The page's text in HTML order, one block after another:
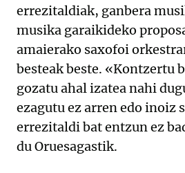
errezitaldiak, ganbera
musika garaikideko
amaierako saxofoi
besteak beste. «Kontzertu
gozatu ahal izatea nahi
ezagutu ez arren edo inoiz
errezitaldi bat entzun ez
du Oruesagastik.